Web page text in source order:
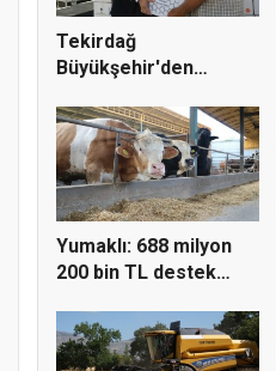
Tekirdağ
Büyükşehir'den
Yumaklı: 688 milyon
200 bin TL destek